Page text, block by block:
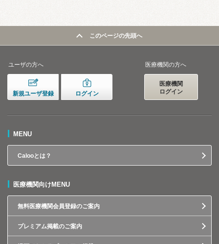
このページの先頭へ
ユーザの方へ
新規ユーザ登録 ログイン
医療機関の方へ
医療機関
ログイン
MENU
Calooとは？
医療機関向けMENU
無料医療機関会員登録のご案内
プレミアム掲載のご案内